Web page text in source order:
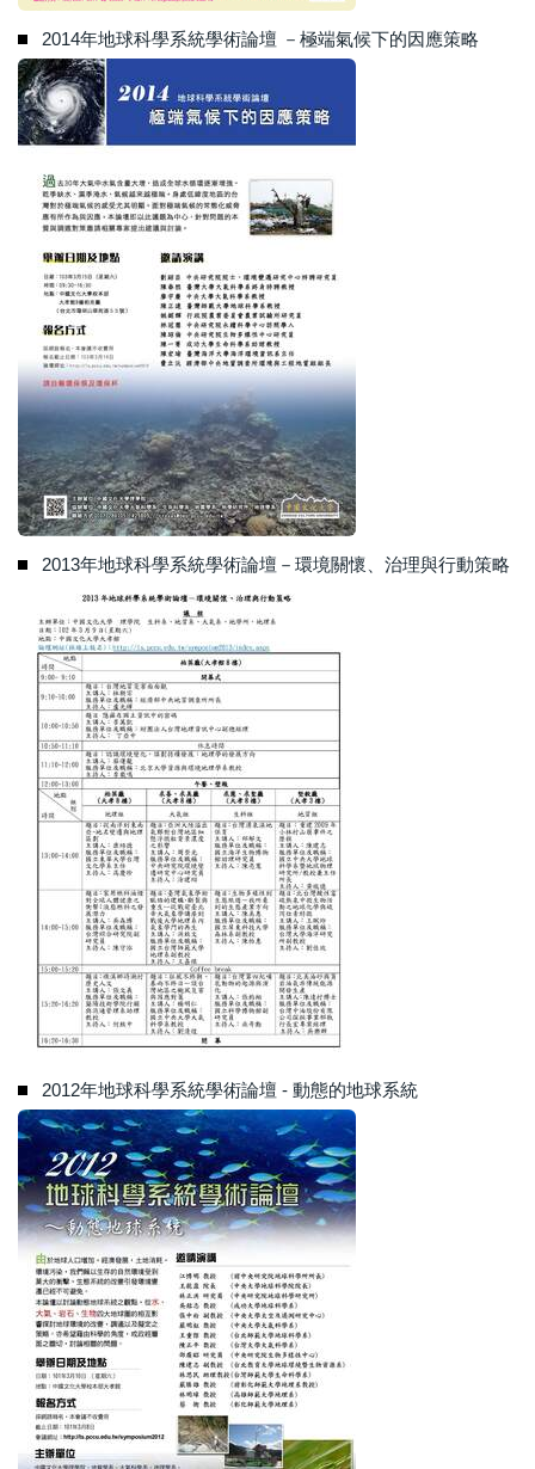
2014年地球科學系統學術論壇 －極端氣候下的因應策略
2013年地球科學系統學術論壇－環境關懷、治理與行動策略
2012年地球科學系統學術論壇 - 動態的地球系統